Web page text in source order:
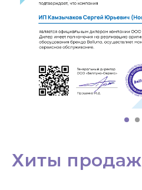
Хиты продаж